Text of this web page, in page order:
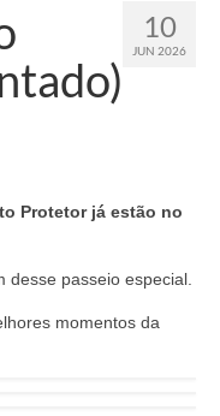
10
JUN 2026
Protetor já estão no
desse passeio especial.
momentos da